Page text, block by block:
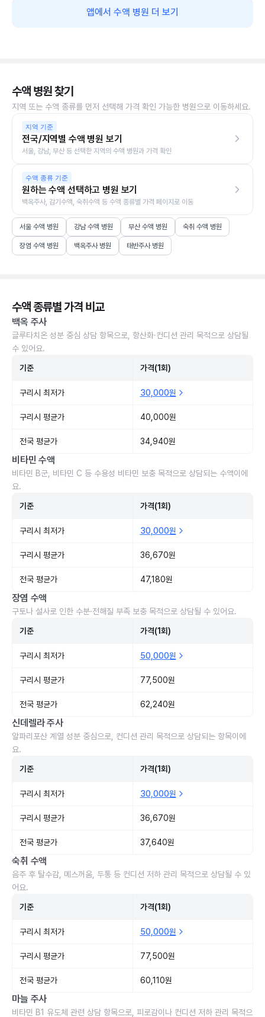
앱에서 수액 병원 더 보기
수액 병원 찾기
지역 또는 수액 종류를 먼저 선택해 가격 확인 가능한 병원으로 이동하세요.
지역 기준
전국/지역별 수액 병원 보기
서울, 강남, 부산 등 선택한 지역의 수액 병원과 가격 확인
수액 종류 기준
원하는 수액 선택하고 병원 보기
백옥주사, 감기수액, 숙취수액 등 수액 종류별 가격 페이지로 이동
서울 수액 병원 강남 수액 병원 부산 수액 병원 숙취 수액 병원
장염 수액 병원 백옥주사 병원 태반주사 병원
수액 종류별 가격 비교
백옥 주사
글루타치온 성분 중심 상담 항목으로, 항산화·컨디션 관리 목적으로 상담될
수 있어요.
기준 가격(1회)
구리시 최저가 30,000원
구리시 평균가 40,000원
전국 평균가 34,940원
비타민 수액
비타민 B군, 비타민 C 등 수용성 비타민 보충 목적으로 상담되는 수액이에
요.
기준 가격(1회)
구리시 최저가 30,000원
구리시 평균가 36,670원
전국 평균가 47,180원
장염 수액
구토나 설사로 인한 수분·전해질 부족 보충 목적으로 상담될 수 있어요.
기준 가격(1회)
구리시 최저가 50,000원
구리시 평균가 77,500원
전국 평균가 62,240원
신데렐라 주사
알파리포산 계열 성분 중심으로, 컨디션 관리 목적으로 상담되는 항목이에
요.
기준 가격(1회)
구리시 최저가 30,000원
구리시 평균가 36,670원
전국 평균가 37,640원
숙취 수액
음주 후 탈수감, 메스꺼움, 두통 등 컨디션 저하 관리 목적으로 상담될 수 있
어요.
기준 가격(1회)
구리시 최저가 50,000원
구리시 평균가 77,500원
전국 평균가 60,110원
마늘 주사
비타민 B1 유도체 관련 상담 항목으로, 피로감이나 컨디션 저하 관리 목적으